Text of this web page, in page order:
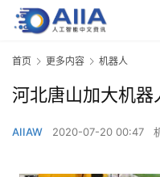
首页 更多内容 机器人
河北唐山加大机器
AIIAW 2020-07-20 00:47